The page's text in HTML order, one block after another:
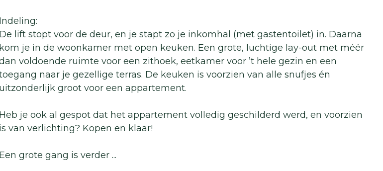
Indeling:
De lift stopt voor de deur, en je stapt zo je inkomhal (met gastentoilet) in. Daarna
kom je in de woonkamer met open keuken. Een grote, luchtige lay-out met méér
voldoende ruimte voor een zithoek, eetkamer voor ’t hele gezin en een
naar je gezellige terras. De keuken is voorzien van alle snufjes én
uitzonderlijk groot voor een appartement.
Heb je ook al gespot dat het appartement volledig geschilderd werd, en voorzien
is van verlichting? Kopen en klaar!
Een grote gang is verder ...